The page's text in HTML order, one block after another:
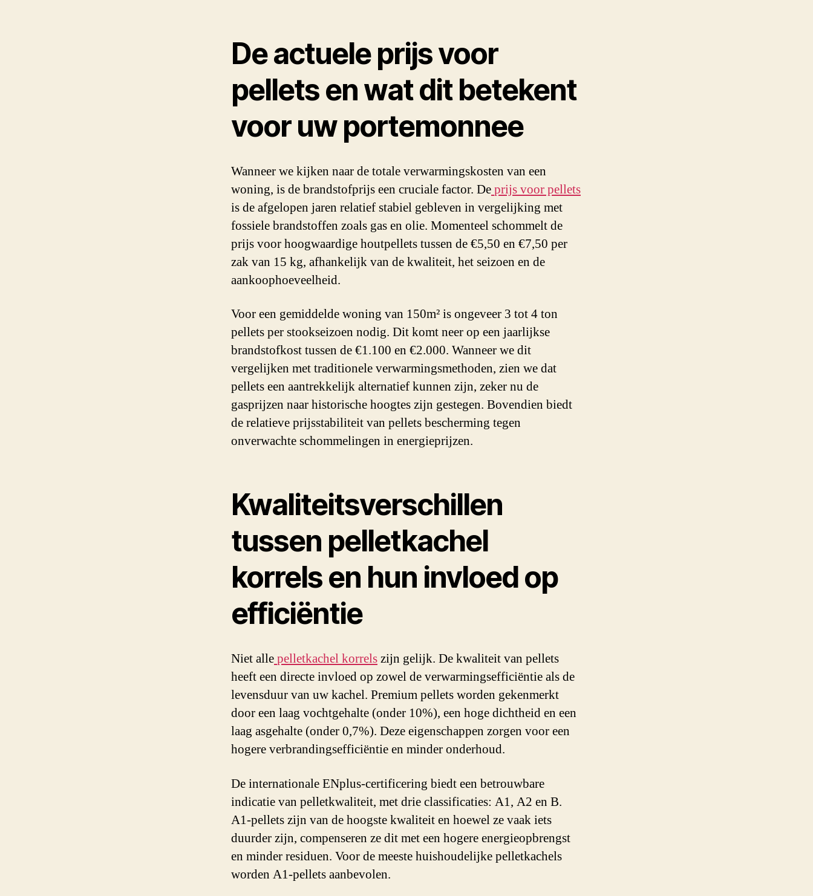
De actuele prijs voor
pellets en wat dit betekent
voor uw portemonnee
Wanneer we kijken naar de totale verwarmingskosten van een
woning, is de brandstofprijs een cruciale factor. Deprijs voor pellets
is de afgelopen jaren relatief stabiel gebleven in vergelijking met
fossiele brandstoffen zoals gas en olie. Momenteel schommelt de
prijs voor hoogwaardige houtpellets tussen de €5,50 en €7,50 per
zak van 15 kg, afhankelijk van de kwaliteit, het seizoen en de
aankoophoeveelheid.
Voor een gemiddelde woning van 150m² is ongeveer 3 tot 4 ton
pellets per stookseizoen nodig. Dit komt neer op een jaarlijkse
brandstofkost tussen de €1.100 en €2.000. Wanneer we dit
vergelijken met traditionele verwarmingsmethoden, zien we dat
pellets een aantrekkelijk alternatief kunnen zijn, zeker nu de
gasprijzen naar historische hoogtes zijn gestegen. Bovendien biedt
de relatieve prijsstabiliteit van pellets bescherming tegen
onverwachte schommelingen in energieprijzen.
Kwaliteitsverschillen
tussen pelletkachel
korrels en hun invloed op
efficiëntie
Niet allepelletkachel korrelszijn gelijk. De kwaliteit van pellets
heeft een directe invloed op zowel de verwarmingsefficiëntie als de
levensduur van uw kachel. Premium pellets worden gekenmerkt
door een laag vochtgehalte (onder 10%), een hoge dichtheid en een
laag asgehalte (onder 0,7%). Deze eigenschappen zorgen voor een
hogere verbrandingsefficiëntie en minder onderhoud.
De internationale ENplus-certificering biedt een betrouwbare
indicatie van pelletkwaliteit, met drie classificaties: A1, A2 en B.
A1-pellets zijn van de hoogste kwaliteit en hoewel ze vaak iets
duurder zijn, compenseren ze dit met een hogere energieopbrengst
en minder residuen. Voor de meeste huishoudelijke pelletkachels
worden A1-pellets aanbevolen.